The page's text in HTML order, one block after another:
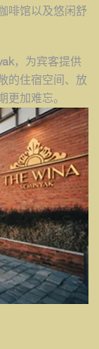
啡馆以及悠闲舒
，为宾客提供
的住宿空间、放
加难忘。